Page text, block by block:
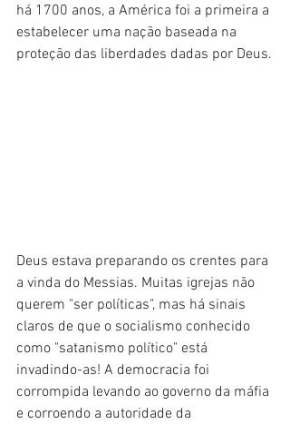
há 1700 anos, a América foi a primeira a
estabelecer uma nação baseada na
proteção das liberdades dadas por Deus.
Deus estava preparando os crentes para
a vinda do Messias. Muitas igrejas não
querem "ser políticas", mas há sinais
claros de que o socialismo conhecido
como "satanismo político" está
invadindo-as! A democracia foi
corrompida levando ao governo da máfia
e corroendo a autoridade da